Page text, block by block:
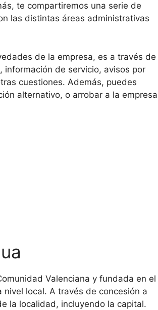
te compartiremos una serie de
las distintas áreas administrativas
de la empresa, es a través de
de servicio, avisos por
cuestiones. Además, puedes
alternativo, o arrobar a la empresa
Valenciana y fundada en el
local. A través de concesión a
la localidad, incluyendo la capital.